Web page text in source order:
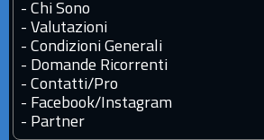
- Chi Sono
- Valutazioni
- Condizioni Generali
- Domande Ricorrenti
- Contatti/Pro
- Facebook/Instagram
- Partner